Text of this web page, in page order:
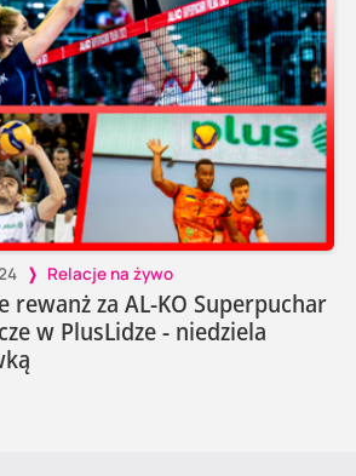
Relacje na żywo
rewanż za AL-KO Superpuchar
w PlusLidze - niedziela